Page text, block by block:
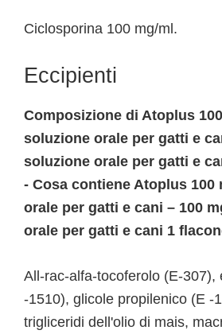
Ciclosporina 100 mg/ml.
Eccipienti
Composizione di Atoplus
soluzione orale per gatti e
soluzione orale per gatti e
- Cosa contiene Atoplus 100
orale per gatti e cani – 100
orale per gatti e cani 1
All-rac-alfa-tocoferolo (E-307),
-1510), glicole propilenico (E -
trigliceridi dell'olio di mais,